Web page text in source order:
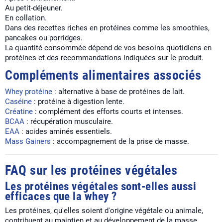
Au petit-déjeuner.
En collation.
Dans des recettes riches en protéines comme les smoothies,
pancakes ou porridges.
La quantité consommée dépend de vos besoins quotidiens en
protéines et des recommandations indiquées sur le produit.
Compléments alimentaires associés
Whey protéine : alternative à base de protéines de lait.
Caséine : protéine à digestion lente.
Créatine : complément des efforts courts et intenses.
BCAA : récupération musculaire.
EAA : acides aminés essentiels.
Mass Gainers : accompagnement de la prise de masse.
FAQ sur les protéines végétales
Les protéines végétales sont-elles aussi
efficaces que la whey ?
Les protéines, qu'elles soient d'origine végétale ou animale,